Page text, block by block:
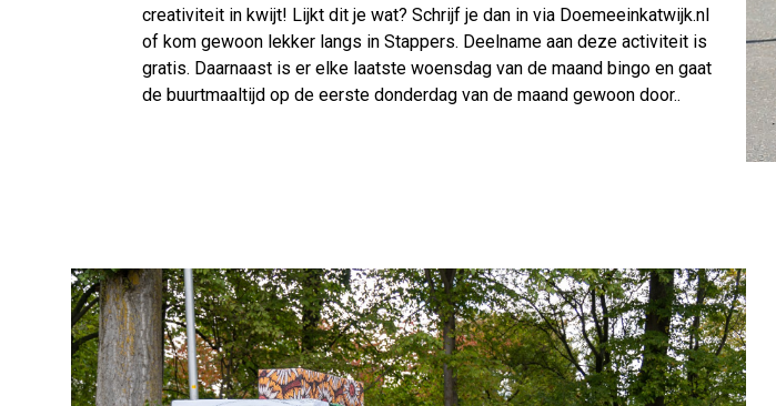
creativiteit in kwijt! Lijkt dit je wat? Schrijf je dan in via Doemeeinkatwijk.nl
of kom gewoon lekker langs in Stappers. Deelname aan deze activiteit is
gratis. Daarnaast is er elke laatste woensdag van de maand bingo en gaat
de buurtmaaltijd op de eerste donderdag van de maand gewoon door..